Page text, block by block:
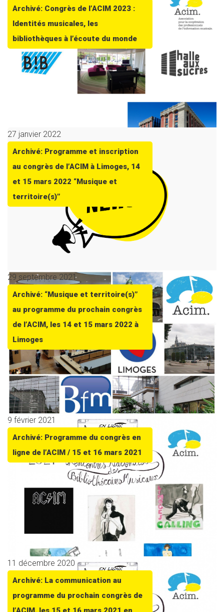
Archivé: Congrès de l’ACIM 2023 :
Identités musicales, les
bibliothèques à l’écoute du monde
27 janvier 2022
Archivé: Programme et inscription
au congrès de l’ACIM à Limoges, 14
et 15 mars 2022 “Musique et
territoire(s)”
29 septembre 2021
Archivé: “Musique et territoire(s)”
au programme du prochain congrès
de l’ACIM, les 14 et 15 mars 2022 à
Limoges
9 février 2021
Archivé: Programme du congrès en
ligne de l’ACIM / 15 et 16 mars 2021
11 décembre 2020
Archivé: La communication au
programme du prochain congrès de